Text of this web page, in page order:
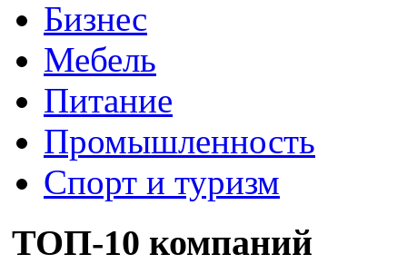
Бизнес
Мебель
Питание
Промышленность
Спорт и туризм
ТОП-10 компаний